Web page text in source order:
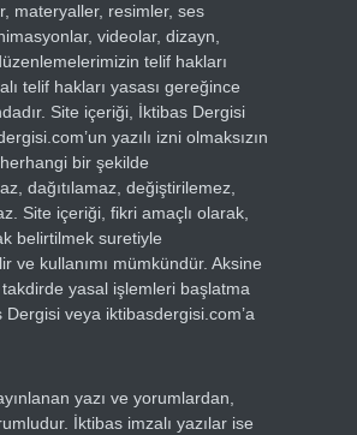
materyaller, resimler, ses
videolar, dizayn,
telif hakları
telif hakları yasası gereğince
Site içeriği, İktibas Dergisi
yazılı izni olmaksızın
bir şekilde
dağıtılamaz, değiştirilemez,
Site içeriği, fikri amaçlı olarak,
belirtilmek suretiyle
ve kullanımı mümkündür. Aksine
takdirde yasal işlemleri başlatma
Dergisi veya iktibasdergisi.com’a
yazı ve yorumlardan,
İktibas imzalı yazılar ise